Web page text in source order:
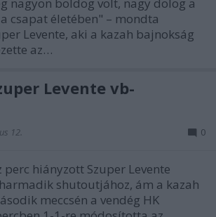
csapat életében" – mondta
Levente, aki a kazah bajnokság
az…
Levente vb-
12. 0
perc hiányzott Szuper Levente
shutoutjához, ám a kazah
meccsén a vendég HK